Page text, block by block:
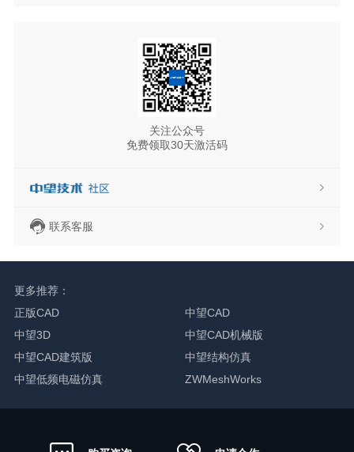
关注公众号
免费领取30天激活码
联系客服
更多推荐：
正版CAD
中望CAD
中望3D
中望CAD机械版
中望CAD建筑版
中望结构仿真
中望低频电磁仿真
ZWMeshWorks